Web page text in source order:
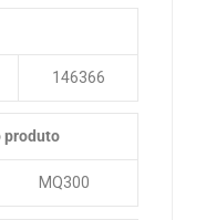
146366
produto
MQ300